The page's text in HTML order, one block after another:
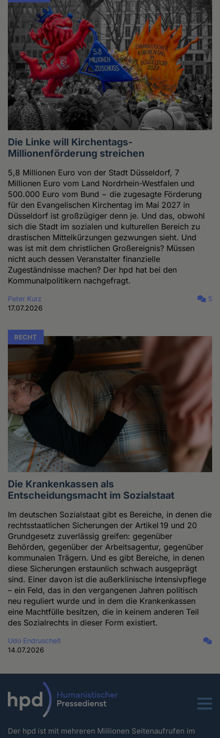
Die Linke will Kirchentags-
Millionenförderung streichen
5,8 Millionen Euro von der Stadt Düsseldorf, 7
Millionen Euro vom Land Nordrhein-Westfalen und
500.000 Euro vom Bund − die zugesagte Förderung
für den Evangelischen Kirchentag im Mai 2027 in
Düsseldorf ist großzügiger denn je. Und das, obwohl
sich die Stadt im sozialen und kulturellen Bereich zu
drastischen Mittelkürzungen gezwungen sieht. Und
was ist mit dem christlichen Großereignis? Müssen
nicht auch dessen Veranstalter finanzielle
Zugeständnisse machen? Der hpd hat bei den
Kommunalpolitikern nachgefragt.
Peter Kurz
17.07.2026
5
RECHT
Die Krankenkassen als
Entscheidungsmacht im Sozialstaat
Im deutschen Sozialstaat gibt es Bereiche, in denen die
rechtsstaatlichen Sicherungen der Artikel 19 und 20
Grundgesetz zuverlässig greifen: gegenüber
Behörden, gegenüber der Arbeitsagentur, gegenüber
kommunalen Trägern. Und es gibt Bereiche, in denen
diese Sicherungen erstaunlich schwach ausgeprägt
sind. Einer davon ist die außerklinische Intensivpflege
– ein Feld, das in den vergangenen Jahren politisch
neu reguliert wurde und in dem die Krankenkassen
eine Machtfülle besitzen, die in keinem anderen Teil
des Sozialrechts in dieser Form existiert.
Udo Endruscheit
14.07.2026
Menu
Der hpd ist mit mehreren Millionen Seitenaufrufen im